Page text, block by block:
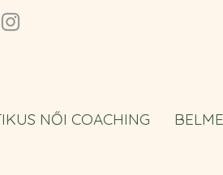
NŐI COACHING